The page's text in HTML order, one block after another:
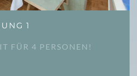
1
FÜR 4 PERSONEN!